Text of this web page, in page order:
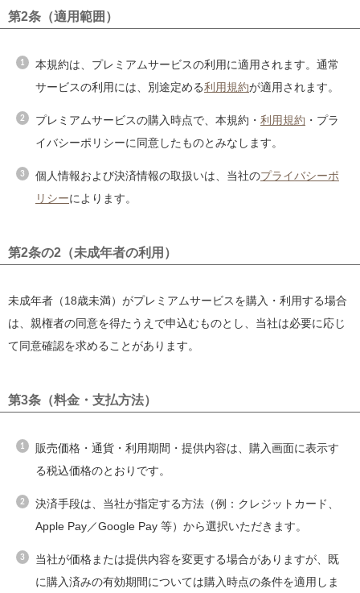
第2条（適用範囲）
本規約は、プレミアムサービスの利用に適用されます。通常
サービスの利用には、別途定める利用規約が適用されます。
プレミアムサービスの購入時点で、本規約・ 利用規約 ・プラ
イバシーポリシーに同意したものとみなします。
個人情報および決済情報の取扱いは、当社のプライバシーポ
リシーによります。
第2条の2（未成年者の利用）
未成年者（18歳未満）がプレミアムサービスを購入・利用する場合
は、親権者の同意を得たうえで申込むものとし、当社は必要に応じ
て同意確認を求めることがあります。
第3条（料金・支払方法）
販売価格・通貨・利用期間・提供内容は、購入画面に表示す
る税込価格のとおりです。
決済手段は、当社が指定する方法（例：クレジットカード、
Apple Pay／Google Pay 等）から選択いただきます。
当社が価格または提供内容を変更する場合がありますが、既
に購入済みの有効期間については購入時点の条件を適用しま